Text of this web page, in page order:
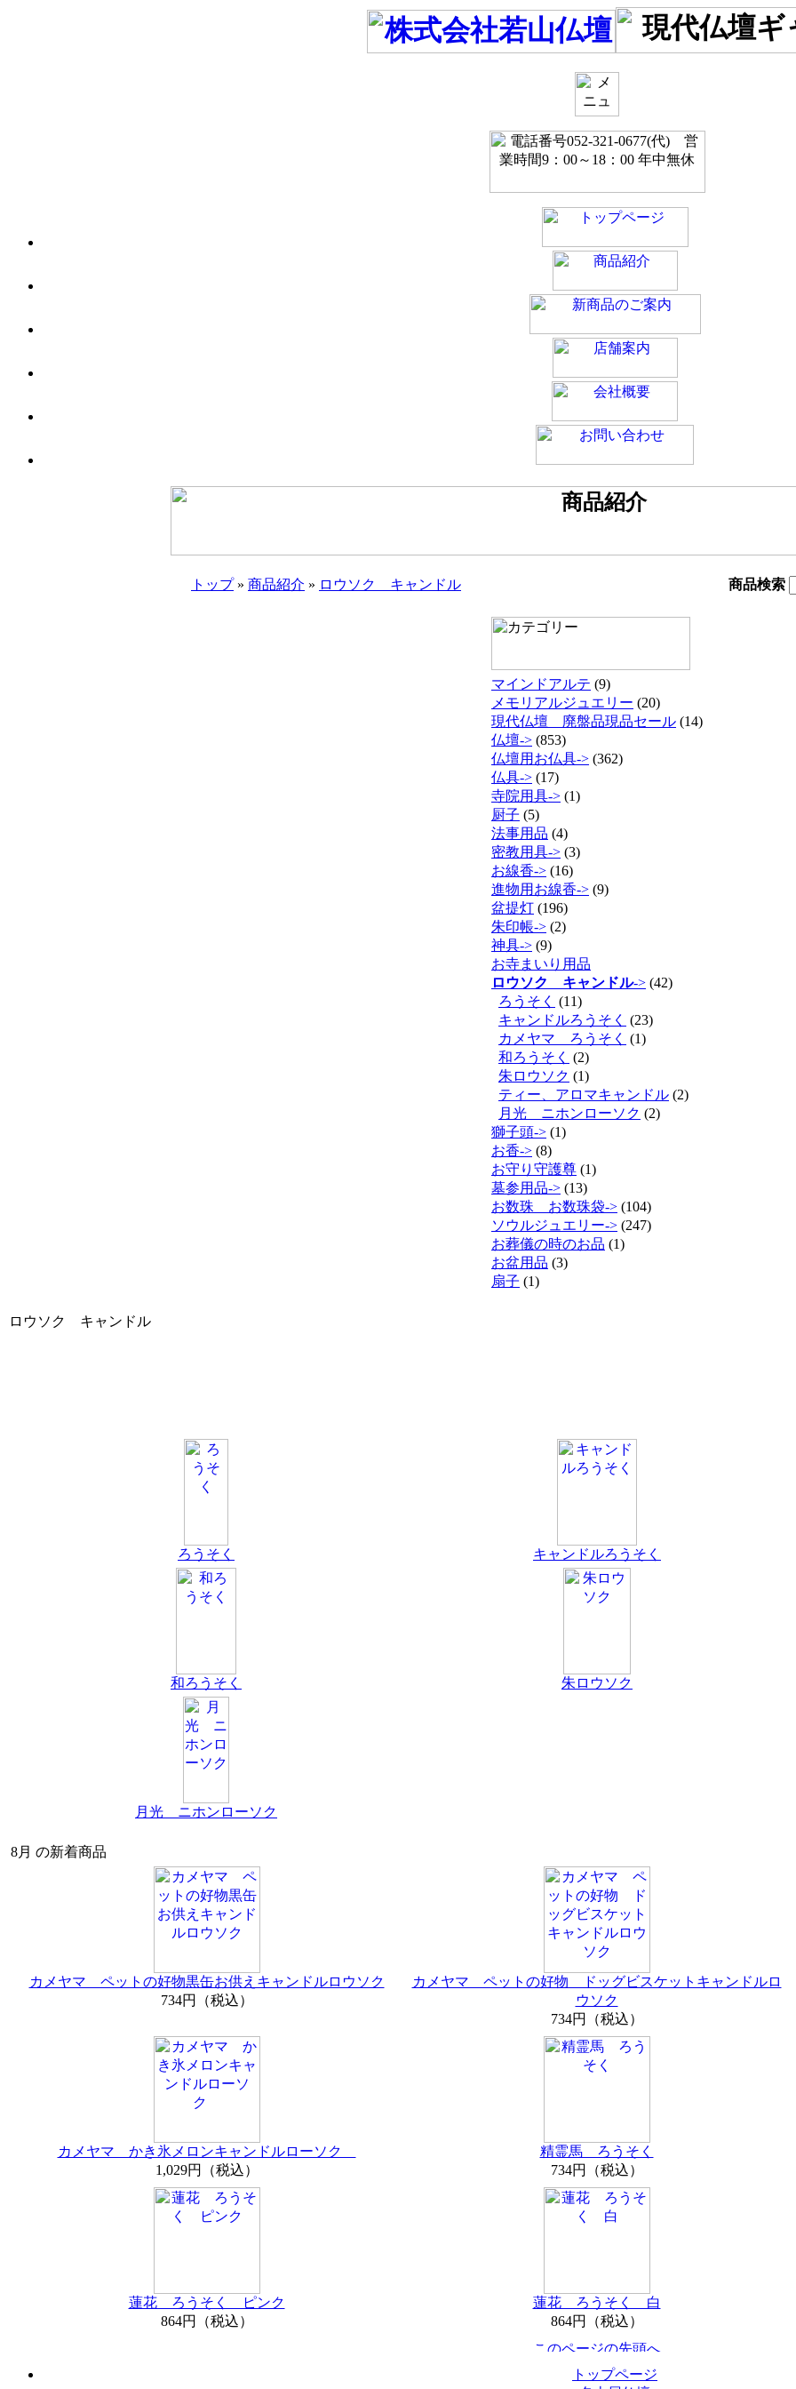
トップ» 商品紹介 » ロウソク キャンドル 商品検索
マインドアルテ (9)
メモリアルジュエリー (20)
現代仏壇 廃盤品現品セール (14)
仏壇-> (853)
仏壇用お仏具-> (362)
仏具-> (17)
寺院用具-> (1)
厨子 (5)
法事用品 (4)
密教用具-> (3)
お線香-> (16)
進物用お線香-> (9)
盆提灯 (196)
朱印帳-> (2)
神具-> (9)
お寺まいり用品
ロウソク キャンドル-> (42)
ろうそく (11)
キャンドルろうそく (23)
カメヤマ ろうそく (1)
和ろうそく (2)
朱ロウソク (1)
ティー、アロマキャンドル (2)
月光 ニホンローソク (2)
獅子頭-> (1)
お香-> (8)
お守り守護尊 (1)
墓参用品-> (13)
お数珠 お数珠袋-> (104)
ソウルジュエリー-> (247)
お葬儀の時のお品 (1)
お盆用品 (3)
扇子 (1)
ロウソク キャンドル
ろうそく キャンドルろうそく
和ろうそく 朱ロウソク
月光 ニホンローソク
8月 の新着商品
カメヤマ ペットの好物黒缶お供えキャンドルロウソク
734円（税込）
カメヤマ ペットの好物 ドッグビスケットキャンドルロ
ウソク
734円（税込）
カメヤマ かき氷メロンキャンドルローソク
1,029円（税込）
精霊馬 ろうそく
734円（税込）
蓮花 ろうそく ピンク
864円（税込）
蓮花 ろうそく 白
864円（税込）
トップページ